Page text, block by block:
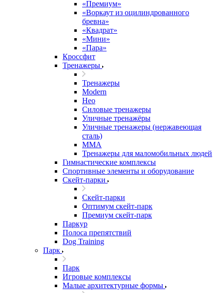
«Премиум»
«Воркаут из оцилиндрованного
бревна»
«Квадрат»
«Мини»
«Пара»
Кроссфит
Тренажеры
Тренажеры
Modern
Нео
Силовые тренажеры
Уличные тренажёры
Уличные тренажеры (нержавеющая
сталь)
ММА
Тренажеры для маломобильных людей
Гимнастические комплексы
Спортивные элементы и оборудование
Скейт-парки
Скейт-парки
Оптимум скейт-парк
Премиум скейт-парк
Паркур
Полоса препятствий
Dog Training
Парк
Парк
Игровые комплексы
Малые архитектурные формы